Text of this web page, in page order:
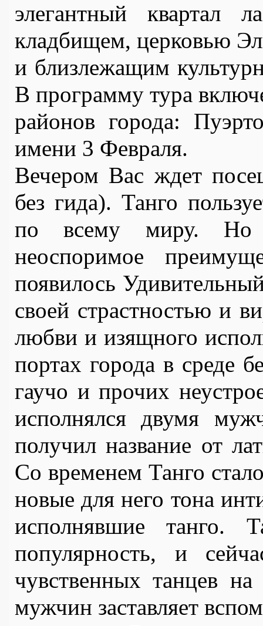
элегантный квартал
кладбищем, церковью
и близлежащим
В программу тура
районов города:
имени 3 Февраля.
Вечером Вас ждет
без гида). Танго
по всему миру. Но
неоспоримое
появилось
своей страстностью и
любви и изящного
портах города в среде
гаучо и прочих
исполнялся двумя
получил название от
Со временем Танго
новые для него тона
исполнявшие танго.
популярность, и
чувственных танцев
мужчин заставляет